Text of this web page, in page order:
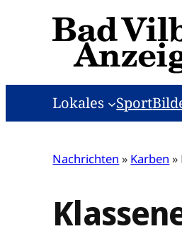
Lokales Sport
Nachrichten » Karben »